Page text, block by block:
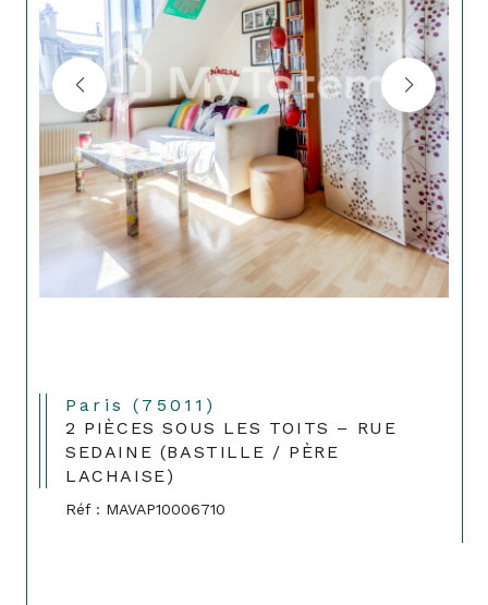
Paris (75011)
2 PIÈCES SOUS LES TOITS – RUE
SEDAINE (BASTILLE / PÈRE
LACHAISE)
Réf : MAVAP10006710